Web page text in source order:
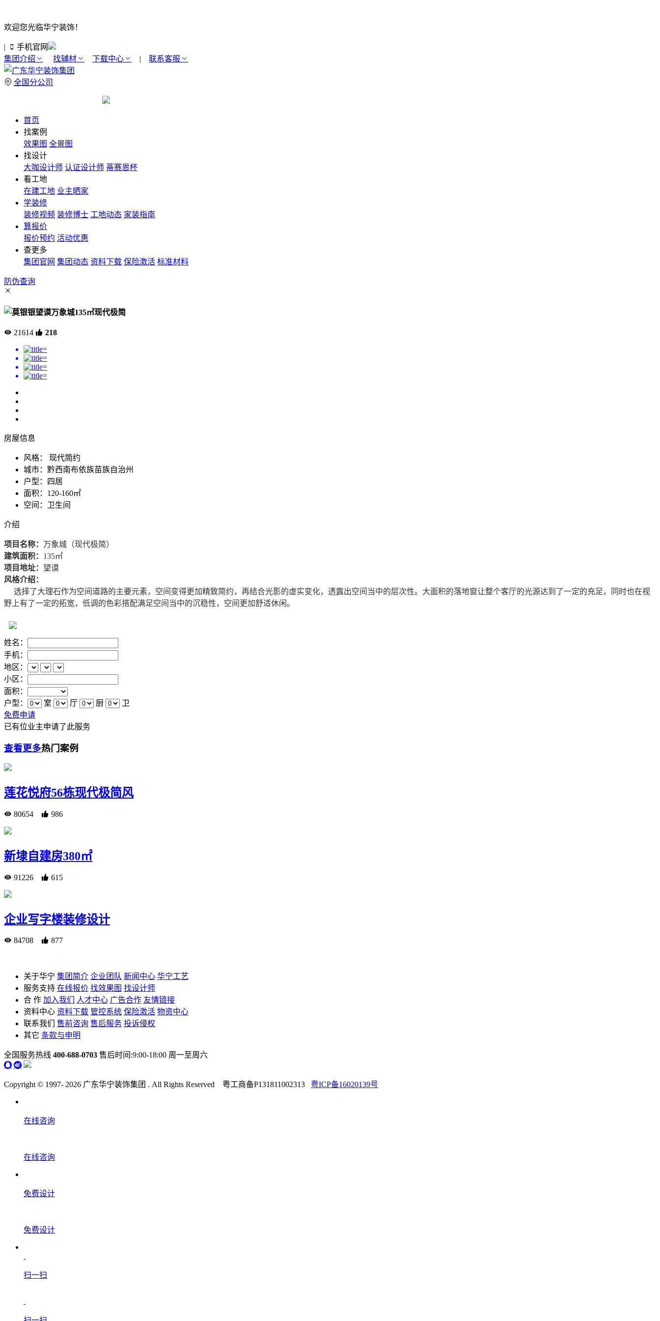
欢迎您光临华宁装饰！
|
手机官网
集团介绍
找辅材 下载中心 | 联系客服
全国分公司
首页
找案例
效果图 全景图
找设计
大咖设计师 认证设计师 蒂赛恩杯
看工地
在建工地 业主晒家
学装修
装修视频 装修博士 工地动态 家装指南
算报价
报价预约 活动优惠
查更多
集团官网 集团动态 资料下载 保险激活 标准材料
防伪查询
望谟万象城135㎡现代极简
21614 218
房屋信息
风格：
现代简约
城市： 黔西南布依族苗族自治州
户型：
四居
面积： 120-160㎡
空间： 卫生间
介绍
项目名称： 万象城（现代极简）
建筑面积： 135㎡
项目地址： 望谟
风格介绍：
选择了大理石作为空间道路的主要元素，空间变得更加精致简约，再结合光影的虚实变化，透露出空间当中的层次性。大面积的落地窗让整个客厅的光源达到了一定的充足，同时也在视
野上有了一定的拓宽，低调的色彩搭配满足空间当中的沉稳性，空间更加舒适休闲。
姓名：
手机：
地区：
小区：
面积：
户型：
室 厅 厨
卫
免费申请
已有位业主申请了此服务
查看更多热门案例
莲花悦府56栋现代极简风
80654 986
新埭自建房380㎡
91226 615
企业写字楼装修设计
84708 877
关于华宁 集团简介 企业团队 新闻中心 华宁工艺
服务支持 在线报价 找效果图 找设计师
合 作 加入我们 人才中心 广告合作 友情链接
资料中心 资料下载 管控系统 保险激活 物资中心
联系我们
售前咨询 售后服务 投诉侵权
其它 条款与申明
全国服务热线 400-688-0703 售后时间:9:00-18:00 周一至周六
Copyright © 1997- 2026 广东华宁装饰集团 . All Rights Reserved 粤工商备P131811002313 粤ICP备16020139号
在线咨询
在线咨询
免费设计
免费设计
扫一扫